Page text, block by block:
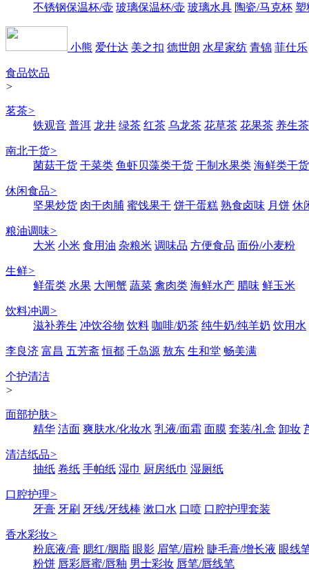
不锈钢保温杯/壶 玻璃保温杯/壶 玻璃水具 陶瓷/马克杯 塑
小熊 爱仕达 美之扣 德世朗 水星家纺 青锦 菲仕乐
食品饮品
>
茗茶>
铁观音 普洱 龙井 绿茶 红茶 乌龙茶 花草茶 花果茶 养生茶
南北干货>
菌菇干货 干菜类 鱼虾贝藻类干货 干制水果类 海鲜类干货
休闲食品>
坚果炒货 肉干肉脯 蜜饯果干 饼干蛋糕 熟食卤味 月饼 休
粮油调味>
大米 小米 食用油 杂粮米 调味品 方便食品 面份/小麦粉
生鲜>
鲜蛋类 水果 大闸蟹 蔬菜 禽肉类 海鲜水产 腊味 鲜玉米
饮料冲调>
滋补养生 冲饮谷物 饮料 咖啡/奶茶 纯牛奶/纯羊奶 饮用水
李良济 富昌 五芳斋 恒都 千岛源 敖东 生和堂 畅美满
个护清洁
>
面部护肤>
精华 洁面 爽肤水/化妆水 乳液/面霜 面膜 套装/礼盒 卸妆
清洁纸品>
抽纸 卷纸 手帕纸 湿巾 厨房纸巾 湿厕纸
口腔护理>
牙膏 牙刷 牙线/牙线棒 漱口水 口喷 口腔护理套装
香水彩妆>
粉底液/膏 腮红/胭脂 眼影 眉笔/眉粉 睫毛膏/增长液 眼线
粉饼 唇彩唇蜜/唇釉 男士彩妆 唇笔/唇线笔